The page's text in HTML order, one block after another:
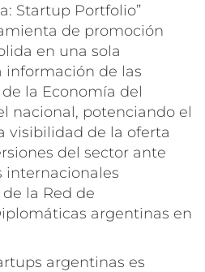
Startup Portfolio”
de promoción
en una sola
de las
la Economía del
nacional, potenciando el
visibilidad de la oferta
del sector ante
internacionales
la Red de
argentinas en
argentinas es